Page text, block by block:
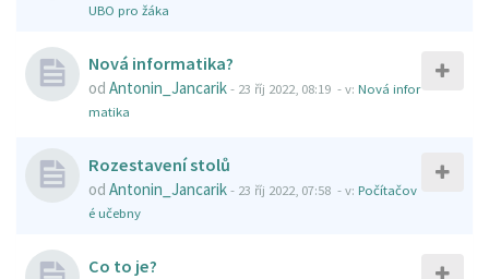
UBO pro žáka
Nová informatika?
od Antonin_Jancarik- 23 říj 2022, 08:19 - v: Nová infor
matika
Rozestavení stolů
od Antonin_Jancarik- 23 říj 2022, 07:58 - v: Počítačov
é učebny
Co to je?